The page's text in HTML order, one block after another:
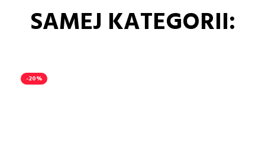
SAMEJ KATEGORII:
-20%